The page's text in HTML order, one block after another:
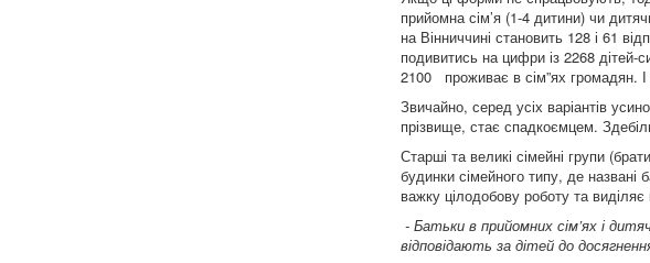
прийомна сім’я (1-4 дитини) чи
на Вінниччині становить 128 і 61
подивитись на цифри із 2268 дітей-
2100 проживає в сім”ях громадян.
Звичайно, серед усіх варіантів
прізвище, стає спадкоємцем.
Старші та великі сімейні групи
будинки сімейного типу, де
важку цілодобову роботу та
- Батьки в прийомних сім’ях і
відповідають за дітей до